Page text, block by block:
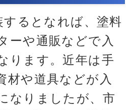
するとなれば、塗料
ーや通販などで入
ります。近年は手
材や道具などが入
なりましたが、市